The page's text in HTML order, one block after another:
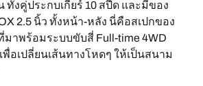
ทั้งคู่ประกบเกียร์ 10 สปีด และมีของ
2.5 นิ้ว ทั้งหน้า-หลัง นี่คือสเปกของ
มาพร้อมระบบขับสี่ Full-time 4WD
พื่อเปลี่ยนเส้นทางโหดๆ ให้เป็นสนาม